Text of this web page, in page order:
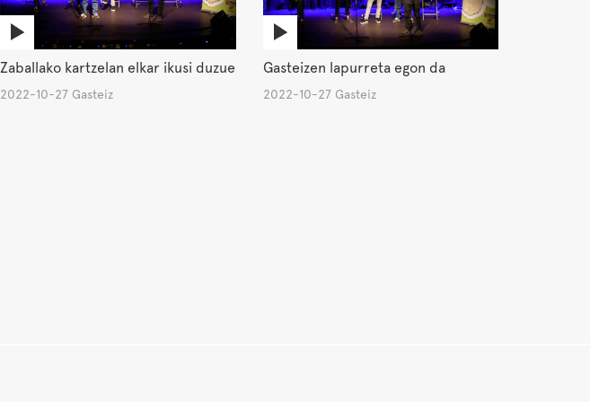
Zaballako kartzelan elkar ikusi duzue
2022-10-27 Gasteiz
Gasteizen lapurreta egon da
2022-10-27 Gasteiz